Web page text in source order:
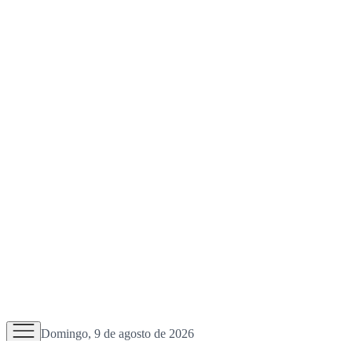
Domingo, 9 de agosto de 2026